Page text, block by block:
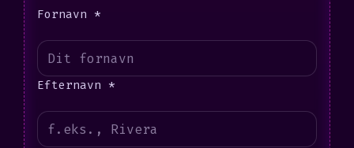
Fornavn *
Efternavn *